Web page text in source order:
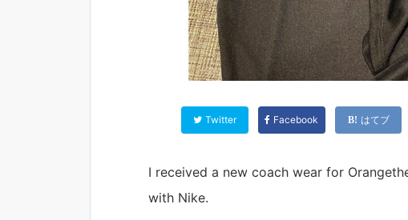
Twitter Facebook はてブ
I received a new coach wear for
with Nike.